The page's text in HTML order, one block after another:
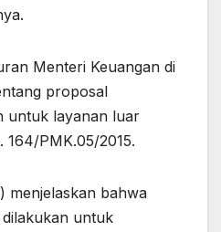
Menteri Keuangan di
proposal
untuk layanan luar
164/PMK.05/2015.
menjelaskan bahwa
untuk